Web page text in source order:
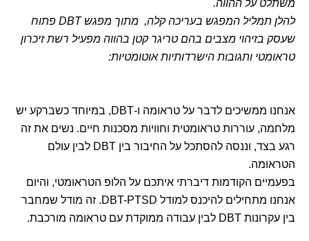
משתלט על ההווה.
להלן תמליל המפגש בעריכה קלה, מתוך מפגש DBT פתוח
שעסק בזיהוי מצבים בהם טריגר קטן בהווה מפעיל רשת זיכרון
טראומטי ותגובות הישרדותיות אוטומטיות:
אנחנו ממשיכים לדבר על טראומה ו-DBT, במיוחד כשברקע יש
מלחמה, עוררות טראומטית וחוויות מסכנות חיים. נשים את זה
רגע בצד, וננסה להסתכל על החיבור בין DBT לבין עולם
הטראומה.
בפעמיים הקודמות דיברתי איתכם על הלופ הטראומטי, והיום
אנחנו מתחילים להיכנס למודל DBT-PTSD. זה מודל שמחבר
בין עקרונות DBT לבין עבודה ממוקדת עם טראומה מורכבת.